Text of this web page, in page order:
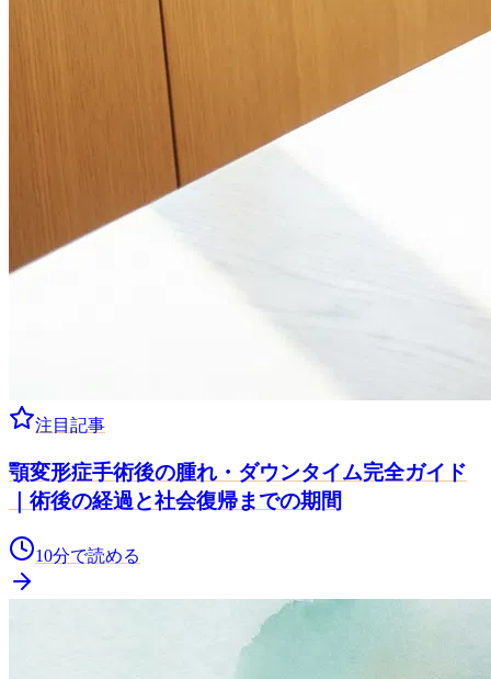
注目記事
顎変形症手術後の腫れ・ダウンタイム完全ガイド
｜術後の経過と社会復帰までの期間
10分で読める